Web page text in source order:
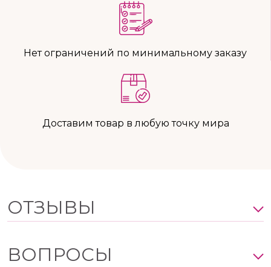
Нет ограничений по минимальному заказу
Доставим товар в любую точку мира
ОТЗЫВЫ
ВОПРОСЫ